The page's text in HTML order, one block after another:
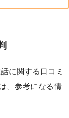
に関する口コミ
、参考になる情